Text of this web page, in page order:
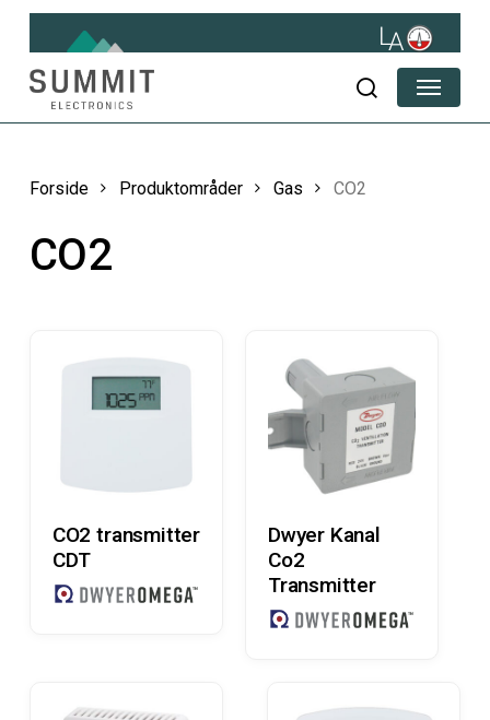
Skip
main
content
søg
Menu
Forside Produktområder Gas CO2
CO2
CO2 transmitter
CDT
Dwyer Kanal
Co2
Transmitter